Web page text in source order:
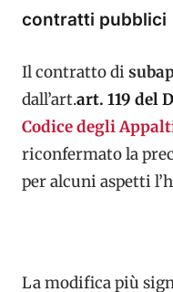
contratti pubblici
Il contratto di
dall’art.art. 119 del
Codice degli
riconfermato la
per alcuni aspetti
La modifica più